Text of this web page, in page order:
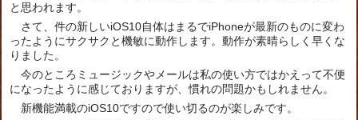
と思われます。
さて、件の新しいiOS10自体はまるでiPhoneが最新のものに変わ
ったようにサクサクと機敏に動作します。動作が素晴らしく早くな
りました。
今のところミュージックやメールは私の使い方ではかえって不便
になったように感じておりますが、慣れの問題かもしれません。
新機能満載のiOS10ですので使い切るのが楽しみです。